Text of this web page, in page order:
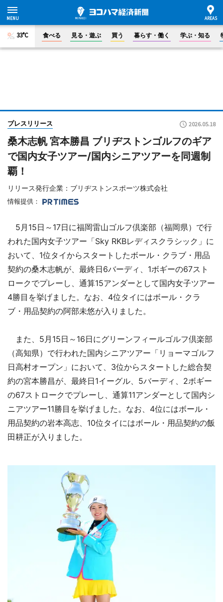
33°C 食べる 見る・遊ぶ 買う 暮らす・働く 学ぶ・知る
プレスリリース 2026.05.18
桑木志帆 宮本勝昌 ブリヂストンゴルフのギア
で国内女子ツアー/国内シニアツアーを同週制
覇！
リリース発行企業：ブリヂストンスポーツ株式会社
情報提供：
5月15日～17日に福岡雷山ゴルフ倶楽部（福岡県）で行
われた国内女子ツアー「Sky RKBレディスクラシック」に
おいて、1位タイからスタートしたボール・クラブ・用品
契約の桑木志帆が、最終日6バーディ、1ボギーの67スト
ロークでプレーし、通算15アンダーとして国内女子ツアー
4勝目を挙げました。なお、4位タイにはボール・クラ
ブ・用品契約の阿部未悠が入りました。
また、5月15日～16日にグリーンフィールゴルフ倶楽部
（高知県）で行われた国内シニアツアー「リョーマゴルフ
日高村オープン」において、3位からスタートした総合契
約の宮本勝昌が、最終日1イーグル、5バーディ、2ボギー
の67ストロークでプレーし、通算11アンダーとして国内シ
ニアツアー11勝目を挙げました。なお、4位にはボール・
用品契約の岩本高志、10位タイにはボール・用品契約の飯
田耕正が入りました。